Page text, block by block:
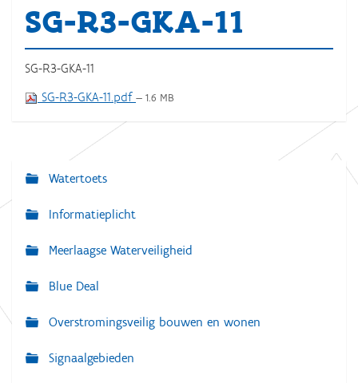
SG-R3-GKA-11
SG-R3-GKA-11
SG-R3-GKA-11.pdf — 1.6 MB
N
a
i
g
t
Watertoets
Informatieplicht
Meerlaagse Waterveiligheid
Blue Deal
Overstromingsveilig bouwen en wonen
Signaalgebieden